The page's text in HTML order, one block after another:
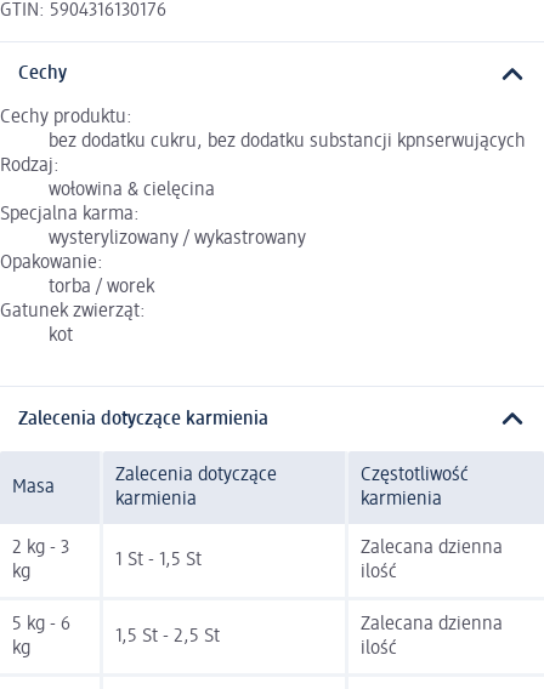
GTIN: 5904316130176
Cechy
Cechy produktu:
bez dodatku cukru, bez dodatku substancji kpnserwujących
Rodzaj:
wołowina & cielęcina
Specjalna karma:
wysterylizowany / wykastrowany
Opakowanie:
torba / worek
Gatunek zwierząt:
kot
Zalecenia dotyczące karmienia
Masa
Zalecenia dotyczące
karmienia
Częstotliwość
karmienia
2 kg - 3
kg
1 St - 1,5 St
Zalecana dzienna
ilość
5 kg - 6
kg
1,5 St - 2,5 St
Zalecana dzienna
ilość